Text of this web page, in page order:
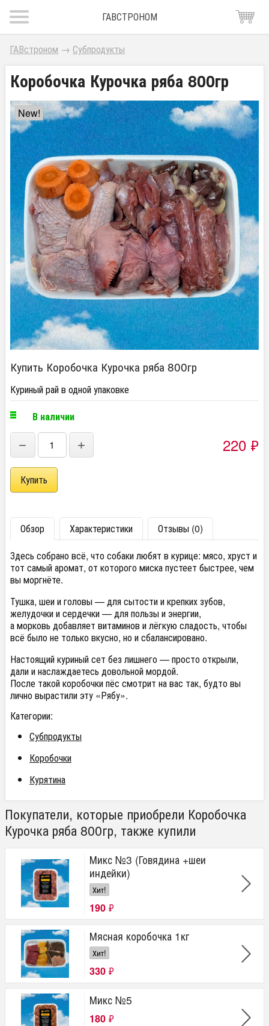
ГАВСТРОНОМ
ГАВстроном → Субпродукты
Коробочка Курочка ряба 800гр
New!
Купить Коробочка Курочка ряба 800гр
Куриный рай в одной упаковке
В наличии
− + 220 ₽
Обзор Характеристики
Отзывы (0)
Здесь собрано всё, что собаки любят в курице: мясо, хруст и
тот самый аромат, от которого миска пустеет быстрее, чем
вы моргнёте.
Тушка, шеи и головы — для сытости и крепких зубов,
желудочки и сердечки — для пользы и энергии,
а морковь добавляет витаминов и лёгкую сладость, чтобы
всё было не только вкусно, но и сбалансировано.
Настоящий куриный сет без лишнего — просто открыли,
дали и наслаждаетесь довольной мордой.
После такой коробочки пёс смотрит на вас так, будто вы
лично вырастили эту «Рябу».
Категории:
Субпродукты
Коробочки
Курятина
Покупатели, которые приобрели Коробочка
Курочка ряба 800гр, также купили
Микс №3 (Говядина +шеи
индейки)
Хит!
190 ₽
Мясная коробочка 1кг
Хит!
330 ₽
Микс №5
180 ₽